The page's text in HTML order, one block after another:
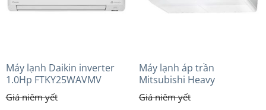
Máy lạnh Daikin inverter
1.0Hp FTKY25WAVMV
Máy lạnh áp trần
Mitsubishi Heavy
FDE140VG (6.0Hp) Cao cấp
– 1 Pha